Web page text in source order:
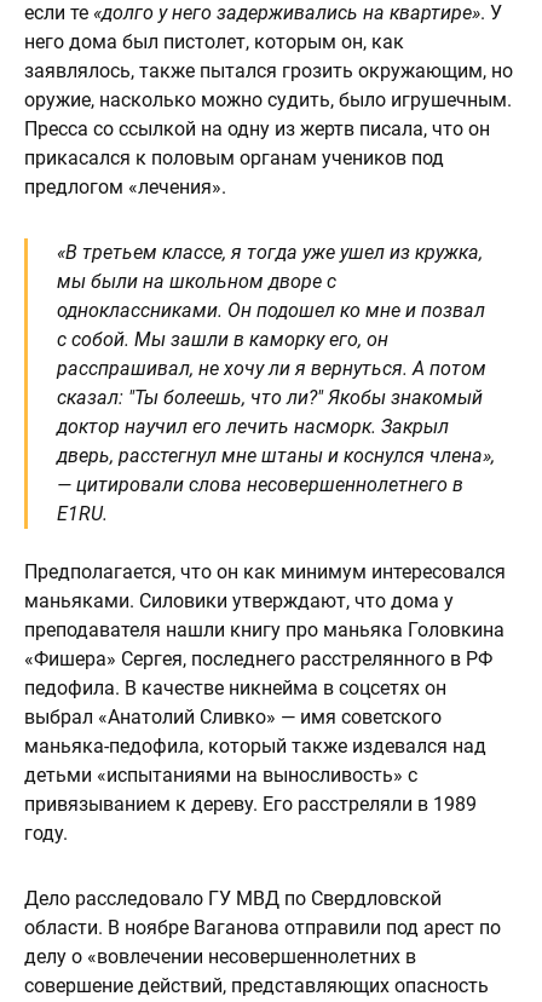
если те «долго у него задерживались на квартире». У
него дома был пистолет, которым он, как
заявлялось, также пытался грозить окружающим, но
оружие, насколько можно судить, было игрушечным.
Пресса со ссылкой на одну из жертв писала, что он
прикасался к половым органам учеников под
предлогом «лечения».
«В третьем классе, я тогда уже ушел из кружка,
мы были на школьном дворе с
одноклассниками. Он подошел ко мне и позвал
с собой. Мы зашли в каморку его, он
расспрашивал, не хочу ли я вернуться. А потом
сказал: "Ты болеешь, что ли?" Якобы знакомый
доктор научил его лечить насморк. Закрыл
дверь, расстегнул мне штаны и коснулся члена»,
— цитировали слова несовершеннолетнего в
E1RU.
Предполагается, что он как минимум интересовался
маньяками. Силовики утверждают, что дома у
преподавателя нашли книгу про маньяка Головкина
«Фишера» Сергея, последнего расстрелянного в РФ
педофила. В качестве никнейма в соцсетях он
выбрал «Анатолий Сливко» — имя советского
маньяка-педофила, который также издевался над
детьми «испытаниями на выносливость» с
привязыванием к дереву. Его расстреляли в 1989
году.
Дело расследовало ГУ МВД по Свердловской
области. В ноябре Ваганова отправили под арест по
делу о «вовлечении несовершеннолетних в
совершение действий, представляющих опасность